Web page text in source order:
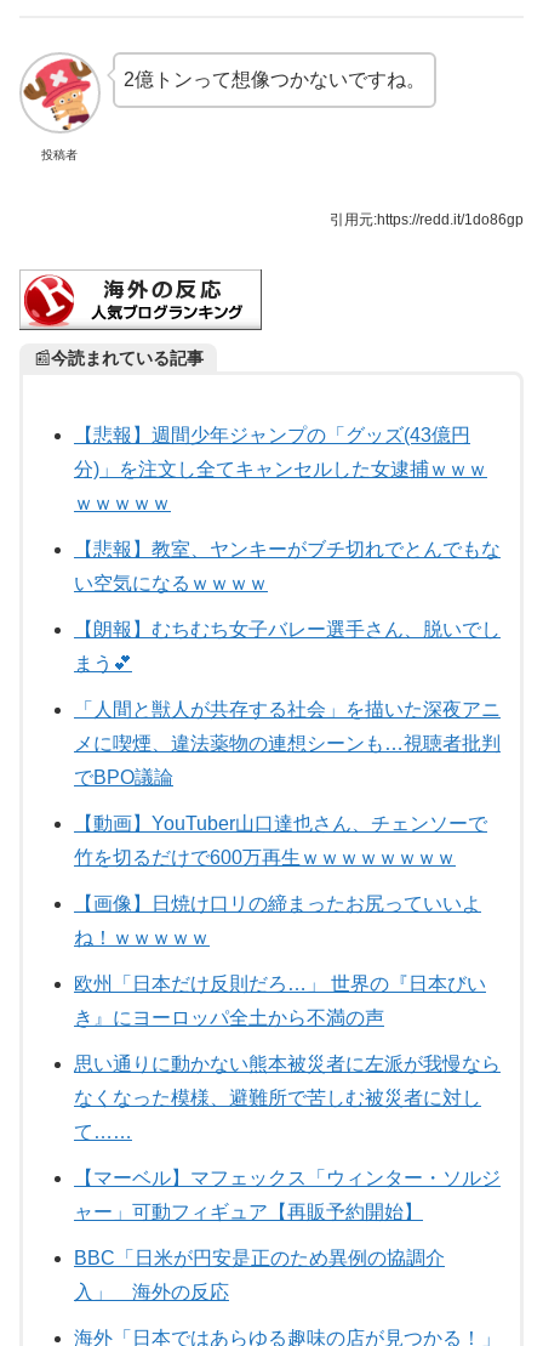
投稿者
2億トンって想像つかないですね。
引用元:https://redd.it/1do86gp
📰今読まれている記事
【悲報】週間少年ジャンプの「グッズ(43億円
分)」を注文し全てキャンセルした女逮捕ｗｗｗ
ｗｗｗｗｗ
【悲報】教室、ヤンキーがブチ切れでとんでもな
い空気になるｗｗｗｗ
【朗報】むちむち女子バレー選手さん、脱いでし
まう💕
「人間と獣人が共存する社会」を描いた深夜アニ
メに喫煙、違法薬物の連想シーンも…視聴者批判
でBPO議論
【動画】YouTuber山口達也さん、チェンソーで
竹を切るだけで600万再生ｗｗｗｗｗｗｗｗ
【画像】日焼け口リの締まったお尻っていいよ
ね！ｗｗｗｗｗ
欧州「日本だけ反則だろ…」 世界の『日本びい
き』にヨーロッパ全土から不満の声
思い通りに動かない熊本被災者に左派が我慢なら
なくなった模様、避難所で苦しむ被災者に対し
て……
【マーベル】マフェックス「ウィンター・ソルジ
ャー」可動フィギュア【再販予約開始】
BBC「日米が円安是正のため異例の協調介
入」 海外の反応
海外「日本ではあらゆる趣味の店が見つかる！」